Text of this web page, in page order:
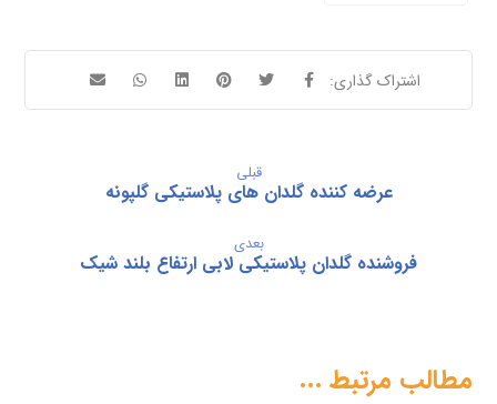
قبلی
عرضه کننده گلدان های پلاستیکی گلپونه
بعدی
فروشنده گلدان پلاستیکی لابی ارتفاع بلند شیک
مطالب مرتبط ...